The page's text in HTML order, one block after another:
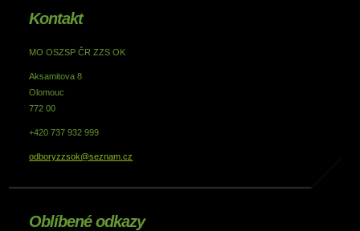
Kontakt
MO OSZSP ČR ZZS OK
Aksamitova 8
Olomouc
772 00
+420 737 932 999
odboryzzsok@seznam.cz
Oblíbené odkazy